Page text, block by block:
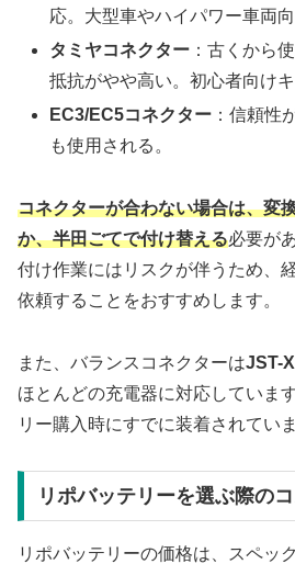
応。大型車やハイパワー車両向
タミヤコネクター ：古くから
抵抗がやや高い。初心者向けキ
EC3/EC5コネクター ：信頼性
も使用される。
コネクターが合わない場合は、変
か、半田ごてで付け替える必要が
付け作業にはリスクが伴うため、
依頼することをおすすめします。
また、バランスコネクターはJST-
ほとんどの充電器に対応していま
リー購入時にすでに装着されていま
リポバッテリーを選ぶ際の
リポバッテリーの価格は、スペッ